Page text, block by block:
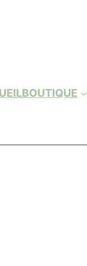
BOUTIQUE